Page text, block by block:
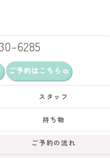
6285
ご予約はこちら
スタッフ
持ち物
ご予約の流れ